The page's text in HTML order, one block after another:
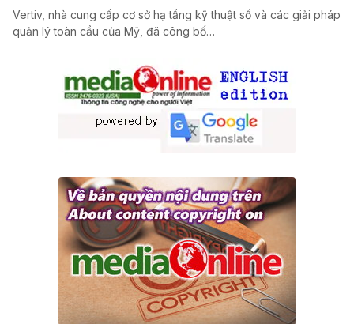
Vertiv, nhà cung cấp cơ sở hạ tầng kỹ thuật số và các giải pháp
quản lý toàn cầu của Mỹ, đã công bố…